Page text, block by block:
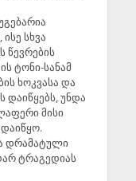
სხვა
წევრების
ტონი-სანამ
ხოკვასა და
დაიწყებს, უნდა
მისი
დრამატული
ტრაგედიას